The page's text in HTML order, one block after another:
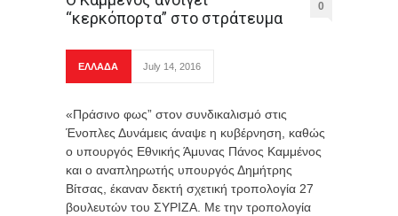
“κερκόπορτα” στο στράτευμα
0
ΕΛΛΑΔΑ July 14, 2016
«Πράσινο φως” στον συνδικαλισμό στις
Ένοπλες Δυνάμεις άναψε η κυβέρνηση, καθώς
ο υπουργός Εθνικής Άμυνας Πάνος Καμμένος
και ο αναπληρωτής υπουργός Δημήτρης
Βίτσας, έκαναν δεκτή σχετική τροπολογία 27
βουλευτών του ΣΥΡΙΖΑ. Με την τροπολογία